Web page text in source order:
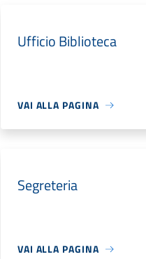
Ufficio Biblioteca
VAI ALLA PAGINA
Segreteria
VAI ALLA PAGINA